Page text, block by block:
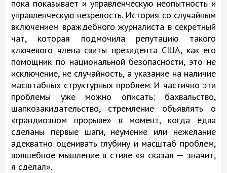
пока показывает и управленческую неопытность и
управленческую незрелость. История со случайным
включением враждебного журналиста в секретный
чат, которая подмочила репутацию такого
ключевого члена свиты президента США, как его
помощник по национальной безопасности, это не
исключение, не случайность, а указание на наличие
масштабных структурных проблем. И частично эти
проблемы уже можно описать: бахвальство,
шапкозакидательство, стремление объявлять о
«грандиозном прорыве» в момент, когда едва
сделаны первые шаги, неумение или нежелание
адекватно оценивать глубину и масштаб проблем,
волшебное мышление в стиле «я сказал — значит,
я сделал».